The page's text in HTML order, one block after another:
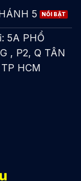
5
5A PHỔ
, P2, Q TÂN
HCM